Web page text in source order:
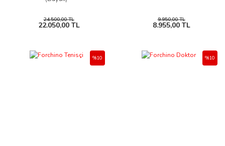
24.500,00 TL
22.050,00 TL
9.950,00 TL
8.955,00 TL
%10 %10